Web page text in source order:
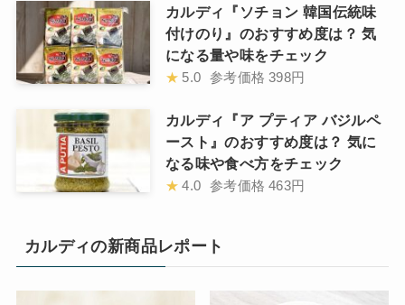
カルディ『ソチョン 韓国伝統味
付けのり』のおすすめ度は？ 気
になる量や味をチェック
★ 5.0 参考価格 398円
カルディ『ア プティア バジルペ
ースト』のおすすめ度は？ 気に
なる味や食べ方をチェック
★ 4.0 参考価格 463円
カルディの新商品レポート